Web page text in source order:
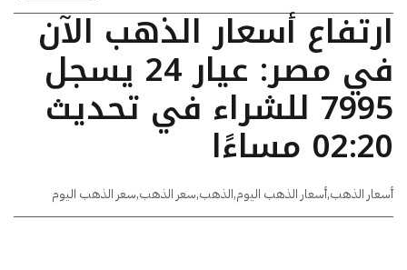
ارتفاع أسعار الذهب الآن
في مصر: عيار 24 يسجل
7995 للشراء في تحديث
02:20 مساءًا
أسعار الذهب,أسعار الذهب اليوم,الذهب,سعر الذهب,سعر الذهب اليوم